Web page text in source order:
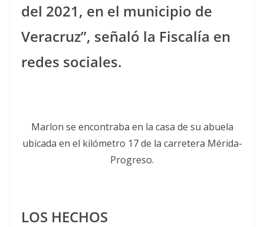
del 2021, en el municipio de
Veracruz”, señaló la Fiscalía en
redes sociales.
Marlon se encontraba en la casa de su abuela
ubicada en el kilómetro 17 de la carretera Mérida-
Progreso.
LOS HECHOS